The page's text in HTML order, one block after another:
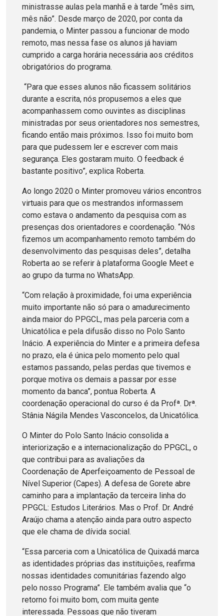
ministrasse aulas pela manhã e à tarde “mês sim,
mês não”. Desde março de 2020, por conta da
pandemia, o Minter passou a funcionar de modo
remoto, mas nessa fase os alunos já haviam
cumprido a carga horária necessária aos créditos
obrigatórios do programa.
“Para que esses alunos não ficassem solitários
durante a escrita, nós propusemos a eles que
acompanhassem como ouvintes as disciplinas
ministradas por seus orientadores nos semestres,
ficando então mais próximos. Isso foi muito bom
para que pudessem ler e escrever com mais
segurança. Eles gostaram muito. O feedback é
bastante positivo”, explica Roberta.
Ao longo 2020 o Minter promoveu vários encontros
virtuais para que os mestrandos informassem
como estava o andamento da pesquisa com as
presenças dos orientadores e coordenação. “Nós
fizemos um acompanhamento remoto também do
desenvolvimento das pesquisas deles”, detalha
Roberta ao se referir à plataforma Google Meet e
ao grupo da turma no WhatsApp.
“Com relação à proximidade, foi uma experiência
muito importante não só para o amadurecimento
ainda maior do PPGCL, mas pela parceria com a
Unicatólica e pela difusão disso no Polo Santo
Inácio. A experiência do Minter e a primeira defesa
no prazo, ela é única pelo momento pelo qual
estamos passando, pelas perdas que tivemos e
porque motiva os demais a passar por esse
momento da banca”, pontua Roberta. A
coordenação operacional do curso é da Profª. Drª.
Stânia Nágila Mendes Vasconcelos, da Unicatólica.
O Minter do Polo Santo Inácio consolida a
interiorização e a internacionalização do PPGCL, o
que contribui para as avaliações da
Coordenação de Aperfeiçoamento de Pessoal de
Nível Superior (Capes). A defesa de Gorete abre
caminho para a implantação da terceira linha do
PPGCL: Estudos Literários. Mas o Prof. Dr. André
Araújo chama a atenção ainda para outro aspecto
que ele chama de dívida social.
“Essa parceria com a Unicatólica de Quixadá marca
as identidades próprias das instituições, reafirma
nossas identidades comunitárias fazendo algo
pelo nosso Programa”. Ele também avalia que “o
retorno foi muito bom, com muita gente
interessada. Pessoas que não tiveram